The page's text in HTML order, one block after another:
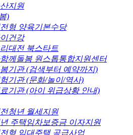
지원
)
형 양육기본수당
건강
대전 북스타트
께돌봄 원스톱통합지원센터
기관 (검색부터 예약까지)
기관 (문화/놀이/역사)
기관 (아이 위급상황 안내)
청년 월세지원
주택임차보증금 이자지원
형 임대주택 공급사업